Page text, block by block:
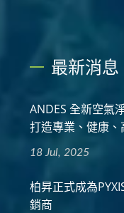
最新消息
ANDES 全新空氣
打造專業、健康
18 Jul, 2025
柏昇正式成為
銷商